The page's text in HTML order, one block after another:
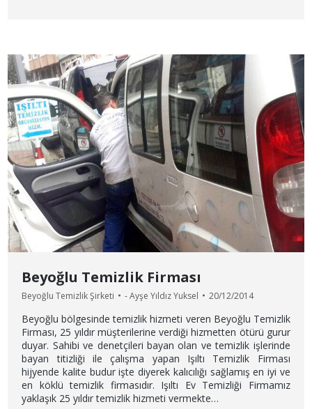
Beyoğlu Temizlik Firması
Beyoğlu Temizlik Şirketi -Ayşe Yıldız Yuksel 20/12/2014
Beyoğlu bölgesinde temizlik hizmeti veren Beyoğlu Temizlik
Firması, 25 yıldır müşterilerine verdiği hizmetten ötürü gurur
duyar. Sahibi ve denetçileri bayan olan ve temizlik işlerinde
bayan titizliği ile çalışma yapan Işıltı Temizlik Firması
hijyende kalite budur işte diyerek kalıcılığı sağlamış en iyi ve
en köklü temizlik firmasıdır. Işıltı Ev Temizliği Firmamız
yaklaşık 25 yıldır temizlik hizmeti vermekte…